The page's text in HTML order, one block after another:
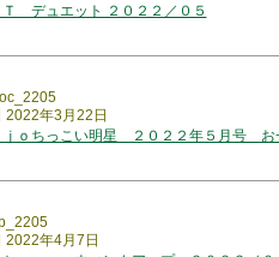
Ｔ デュエット ２０２２／０５
2022年3月22日
ｊｏちっこい明星 ２０２２年５月号 お
2022年4月7日